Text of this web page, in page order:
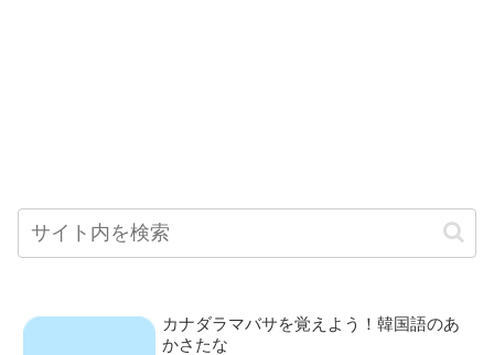
カナダラマバサを覚えよう！韓国語のあ
かさたな